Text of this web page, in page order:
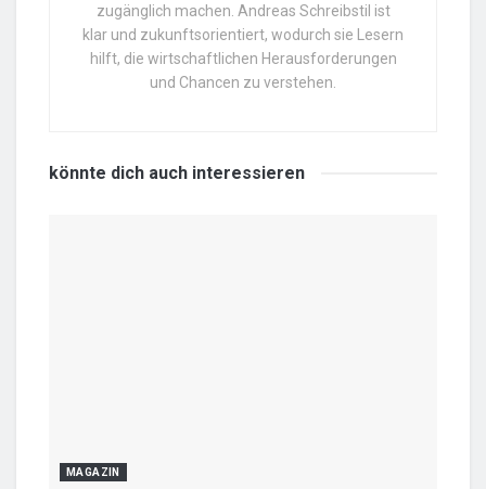
zugänglich machen. Andreas Schreibstil ist
klar und zukunftsorientiert, wodurch sie Lesern
hilft, die wirtschaftlichen Herausforderungen
und Chancen zu verstehen.
könnte dich auch interessieren
MAGAZIN